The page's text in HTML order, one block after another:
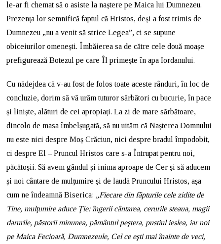
le-ar fi chemat să o asiste la naștere pe Maica lui Dumnezeu.
Prezența lor semnifică faptul că Hristos, deși a fost trimis de
Dumnezeu „nu a venit să strice Legea”, ci se supune
obiceiurilor omenești. Îmbăierea sa de către cele două moașe
prefigurează Botezul pe care Îl primește în apa Iordanului.
Cu nădejdea că v-au fost de folos toate aceste rânduri, în loc de
concluzie, dorim să vă urăm tuturor sărbători cu bucurie, în pace
și liniște, alături de cei apropiați. La zi de mare sărbătoare,
dincolo de masa îmbelșugată, să nu uităm că Nașterea Domnului
nu este nici despre Moș Crăciun, nici despre bradul împodobit,
ci despre El – Pruncul Hristos care s-a Întrupat pentru noi,
păcătoșii. Să avem gândul și inima aproape de Cer și să aducem
și noi cântare de mulțumire și de laudă Pruncului Hristos, așa
cum ne îndeamnă Biserica: „Fiecare din făpturile cele zidite de
Tine, mulţumire aduce Ţie: îngerii cântarea, cerurile steaua, magii
darurile, păstorii minunea, pământul peştera, pustiul ieslea, iar noi
pe Maica Fecioară, Dumnezeule, Cel ce eşti mai înainte de veci,